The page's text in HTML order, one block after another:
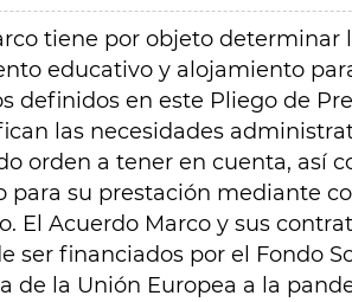
tiene por objeto determinar
educativo y alojamiento para
definidos en este Pliego de
las necesidades
orden a tener en cuenta, así
para su prestación mediante
El Acuerdo Marco y sus
ser financiados por el Fondo
de la Unión Europea a la